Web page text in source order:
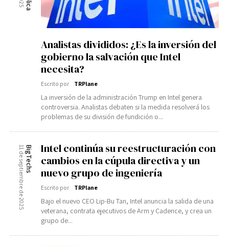
Analistas divididos: ¿Es la inversión del
gobierno la salvación que Intel
necesita?
Escrito por TRPlane
La inversión de la administración Trump en Intel genera
controversia. Analistas debaten si la medida resolverá los
problemas de su división de fundición o...
BigTechs
11 de septiembre de 2025
Intel continúa su reestructuración con
cambios en la cúpula directiva y un
nuevo grupo de ingeniería
Escrito por TRPlane
Bajo el nuevo CEO Lip-Bu Tan, Intel anuncia la salida de una
veterana, contrata ejecutivos de Arm y Cadence, y crea un
grupo de...